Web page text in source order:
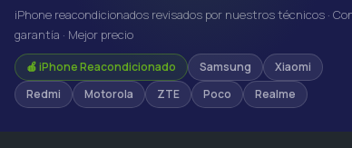
iPhone reacondicionados revisados por nuestros técnicos ·
garantía · Mejor precio
🍎 iPhone Reacondicionado Samsung
Xiaomi
Redmi
Motorola ZTE Poco Realme